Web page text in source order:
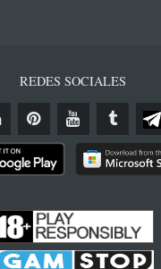
REDES SOCIALES